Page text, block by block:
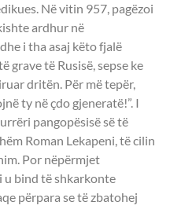
Në vitin 957, pagëzoi
ardhur në
i tha asaj këto fjalë
grave të Rusisë, sepse ke
dritën. Për më tepër,
ty në çdo gjeneratë!”. I
pangopësisë së të
Roman Lekapeni, të cilin
Por nëpërmjet
u bind të shkarkonte
përpara se të zbatohej